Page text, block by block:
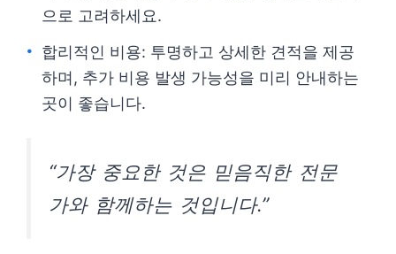
으로 고려하세요.
합리적인 비용: 투명하고 상세한 견적을 제공
하며, 추가 비용 발생 가능성을 미리 안내하는
곳이 좋습니다.
“가장 중요한 것은 믿음직한 전문
가와 함께하는 것입니다.”